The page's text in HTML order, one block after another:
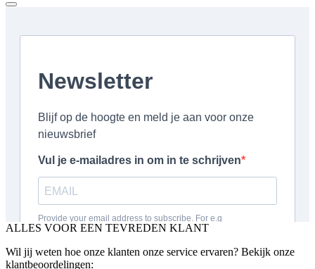
ALLES VOOR EEN TEVREDEN KLANT
Wil jij weten hoe onze klanten onze service ervaren? Bekijk onze
klantbeoordelingen: